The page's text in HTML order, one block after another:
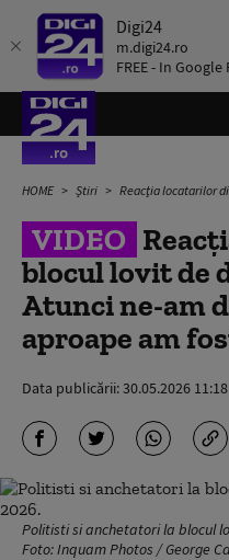
Digi24
m.digi24.ro
FREE - In Google
HOME Știri Reacția locatarilor din blocul lovit
VIDEO
blocul lovit de
Atunci ne-am
aproape am
Data publicării:30.05.2026 11:18
Politisti si anchetatori la blocul
Foto: Inquam Photos / George